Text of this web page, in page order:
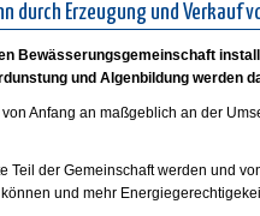
durch Erzeugung und Verkauf
Bewässerungsgemeinschaft
und Algenbildung werden
Anfang an maßgeblich an der
Teil der Gemeinschaft werden und
und mehr